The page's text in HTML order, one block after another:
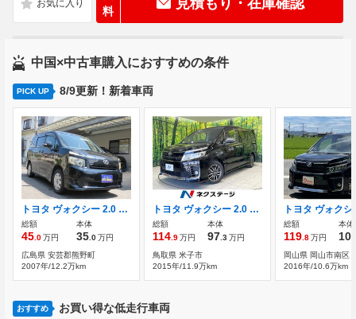
料
見積もり・在庫確認
中国×中古車購入におすすめの条件
PICK UP 8/9更新！新着車両
トヨタ ヴォクシー 2.0 X ETC 8人乗り オートオルタネーター換済み
総額
45 .0万円
本体
35 .0万円
広島県 安芸郡熊野町
2007年/12.2万km
トヨタ ヴォクシー 2.0 ZS 煌 両側電動ドア 8型ナビ 後席モニター
総額
114 .9万円
本体
97 .3万円
鳥取県 米子市
2015年/11.9万km
総額
119 .8万円
本体
岡山県 岡山市南区
2016年/10.6万km
おすすめ お買い得な低走行車両